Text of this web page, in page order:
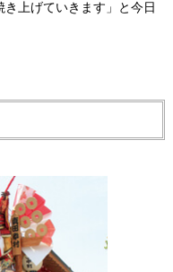
上げていきます」と今日